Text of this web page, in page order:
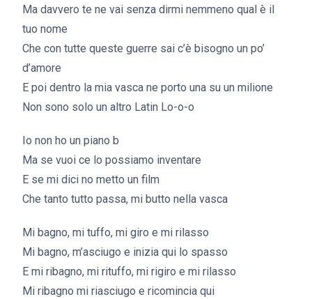
Ma davvero te ne vai senza dirmi nemmeno qual è il
tuo nome
Che con tutte queste guerre sai c’è bisogno un po’
d’amore
E poi dentro la mia vasca ne porto una su un milione
Non sono solo un altro Latin Lo-o-o
Io non ho un piano b
Ma se vuoi ce lo possiamo inventare
E se mi dici no metto un film
Che tanto tutto passa, mi butto nella vasca
Mi bagno, mi tuffo, mi giro e mi rilasso
Mi bagno, m’asciugo e inizia qui lo spasso
E mi ribagno, mi rituffo, mi rigiro e mi rilasso
Mi ribagno mi riasciugo e ricomincia qui